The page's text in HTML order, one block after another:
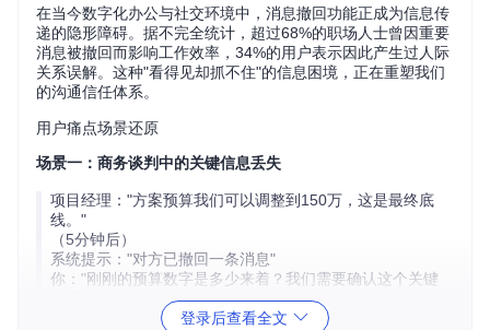
在当今数字化办公与社交环境中，消息撤回功能正成为信息传
递的隐形障碍。据不完全统计，超过68%的职场人士曾因重要
消息被撤回而影响工作效率，34%的用户表示因此产生过人际
关系误解。这种"看得见却抓不住"的信息困境，正在重塑我们
的沟通信任体系。
用户痛点场景还原
场景一：商务谈判中的关键信息丢失
项目经理："方案预算我们可以调整到150万，这是最终底
线。"
（5分钟后）
系统提示："对方已撤回一条消息"
你："刚刚的预算数字是多少来着？我们需要确认这个关键
项目经理："抱歉，我需要重新确认后再告诉你。"
登录后查看全文